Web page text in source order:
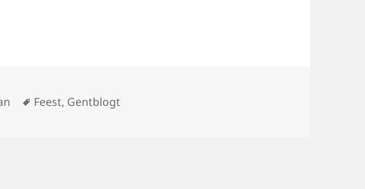
Tags
Feest, Gentblogt